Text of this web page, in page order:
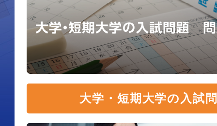
大学・短期大学の入試